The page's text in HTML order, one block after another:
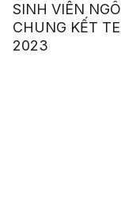
SINH VIÊN
CHUNG KẾT
2023